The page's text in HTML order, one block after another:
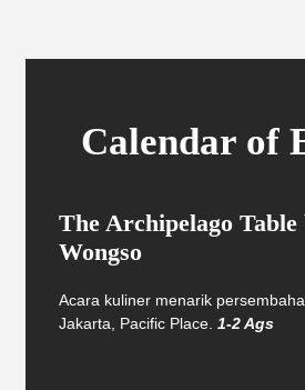
Calendar of
The Archipelago
Wongso
Acara kuliner menarik
Jakarta, Pacific Place. 1-2 Ags